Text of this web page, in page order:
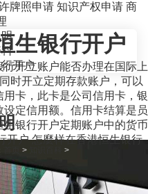
牌照申请 知识产权申请 商
> >
生银行开户
开立账户能否办理在国际上
时开立定期存款账户，可以
卡，此卡是公司信用卡，银
定信用额。信用卡结算是员
银行开户定期账户中的货币
开户 怎麼样在香港恒生银行
开户